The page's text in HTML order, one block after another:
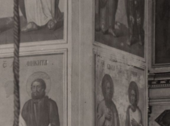
Главная Галерея Храмы-мученики
Свято-